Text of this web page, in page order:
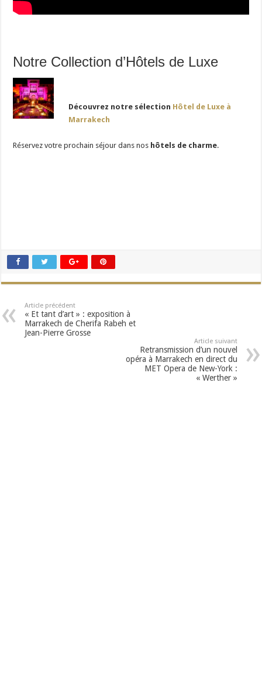
Notre Collection d’Hôtels de Luxe
Découvrez notre sélection Hôtel de Luxe à
Marrakech
Réservez votre prochain séjour dans nos hôtels de charme.
Article précédent
« Et tant d’art » : exposition à
Marrakech de Cherifa Rabeh et
Jean-Pierre Grosse
Article suivant
Retransmission d’un nouvel
opéra à Marrakech en direct du
MET Opera de New-York :
« Werther »